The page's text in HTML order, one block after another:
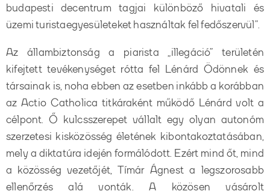
budapesti decentrum tagjai különböző hivatali és
üzemi turistaegyesületeket használtak fel fedőszervül”.
Az állambiztonság a piarista „illegáció” területén
kifejtett tevékenységet rótta fel Lénárd Ödönnek és
társainak is, noha ebben az esetben inkább a korábban
az Actio Catholica titkáraként működő Lénárd volt a
célpont. Ő kulcsszerepet vállalt egy olyan autonóm
szerzetesi kisközösség életének kibontakoztatásában,
mely a diktatúra idején formálódott. Ezért mind őt, mind
a közösség vezetőjét, Tímár Ágnest a legszorosabb
ellenőrzés alá vonták. A közösen vásárolt